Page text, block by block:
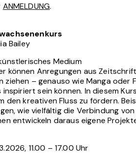
ANMELDUNG.
Bailey
Medium
können Anregungen aus
ziehen – genauso wie Manga oder
inspiriert sein können. In diesem
den kreativen Fluss zu fördern.
wie vielfältig die Verbindung
entwickeln daraus eigene
11.00 – 17.00 Uhr